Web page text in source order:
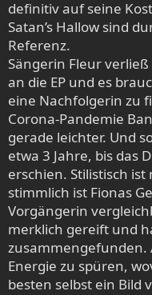
definitiv auf seine
Satan’s Hallow sind
Referenz.
Sängerin Fleur
an die EP und es
eine Nachfolgerin zu
Corona-Pandemie
gerade leichter. Und
etwa 3 Jahre, bis das
erschien. Stilistisch
stimmlich ist Fionas
Vorgängerin
merklich gereift und
zusammengefunden.
Energie zu spüren,
besten selbst ein Bild